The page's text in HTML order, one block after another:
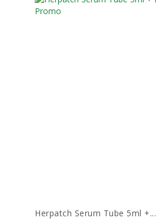
Herpatch Serum Tube 5ml +...